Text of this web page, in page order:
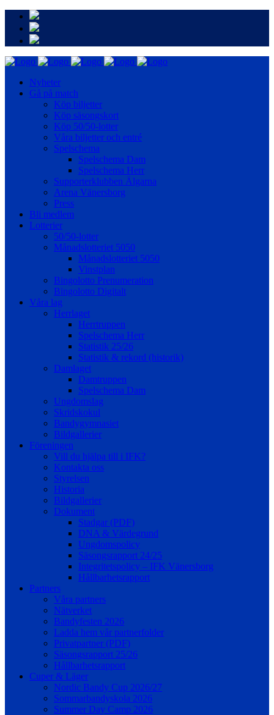
Nyheter
Gå på match
Köp biljetter
Köp säsongskort
Köp 50/50-lotter
Våra biljetter och entré
Spelschema
Spelschema Dam
Spelschema Herr
Supporterklubben Älgarna
Arena Vänersborg
Press
Bli medlem
Lotterier
50/50-lotter
Månadslotteriet 5050
Månadslotteriet 5050
Vinstplan
Bingolotto Prenumeration
Bingolotto Digitalt
Våra lag
Herrlaget
Herrtruppen
Spelschema Herr
Statistik 25/26
Statistik & rekord (historik)
Damlaget
Damtruppen
Spelschema Dam
Ungdomslag
Skridskokul
Bandygymnasiet
Bildgallerier
Föreningen
Vill du hjälpa till i IFK?
Kontakta oss
Styrelsen
Historia
Bildgallerier
Dokument
Stadgar (PDF)
DNA & Värdegrund
Ungdomspolicy
Säsongsrapport 24/25
Integritetspolicy – IFK Vänersborg
Hållbarhetsrapport
Partners
Våra partners
Nätverket
Bandyfesten 2026
Ladda hem vår partnerfolder
Privatpartner (PDF)
Säsongsrapport 25/26
Hållbarhetsrapport
Cuper & Läger
Nordic Bandy Cup 2026/27
Sommarbandyskola 2026
Summer Day Camp 2026